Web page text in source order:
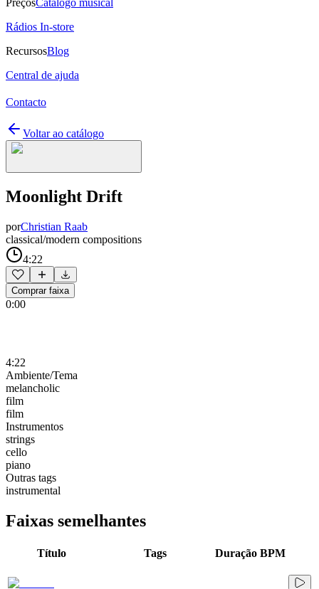
PreçosCatálogo musical
Rádios In-store
RecursosBlog
Central de ajuda
Contacto
Voltar ao catálogo
Moonlight Drift
porChristian Raab
classical/modern compositions
4:22
Comprar faixa
0:00
4:22
Ambiente/Tema
melancholic
film
film
Instrumentos
strings
cello
piano
Outras tags
instrumental
Faixas semelhantes
Título Tags Duração BPM